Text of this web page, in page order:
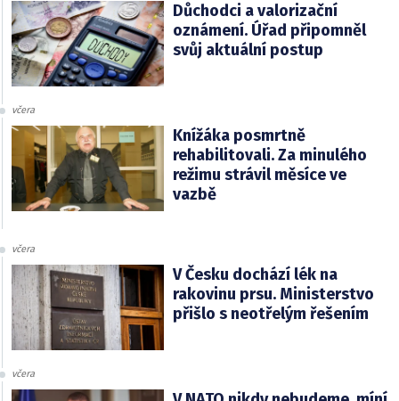
Důchodci a valorizační
oznámení. Úřad připomněl
svůj aktuální postup
včera
Knížáka posmrtně
rehabilitovali. Za minulého
režimu strávil měsíce ve
vazbě
včera
V Česku dochází lék na
rakovinu prsu. Ministerstvo
přišlo s neotřelým řešením
včera